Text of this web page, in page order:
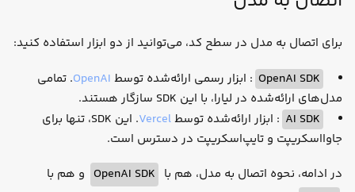
برای اتصال به مدل در سطح کد، می‌توانید از دو ابزار استفاده کنید:
OpenAI SDK : ابزار رسمی ارائه‌شده توسط OpenAI. تمامی
مدل‌های ارائه‌شده در لیارا، با این SDK سازگار هستند.
AI SDK : ابزار ارائه‌شده توسطVercel
. این SDK، تنها برای
جاوااسکریپت و تایپ‌اسکریپت در دسترس است.
در ادامه، نحوه اتصال به مدل، هم با OpenAI SDK و هم با